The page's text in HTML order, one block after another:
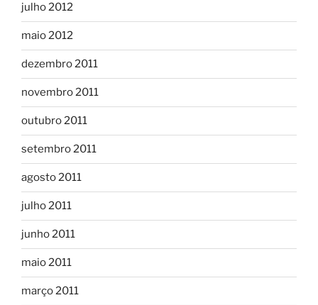
julho 2012
maio 2012
dezembro 2011
novembro 2011
outubro 2011
setembro 2011
agosto 2011
julho 2011
junho 2011
maio 2011
março 2011